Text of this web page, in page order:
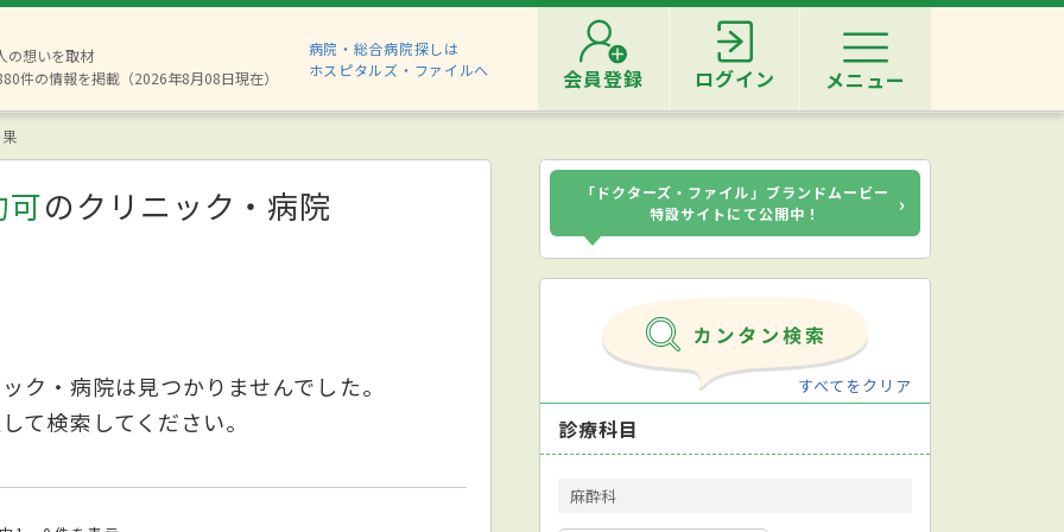
の想いを取材
件の情報を掲載（2026年8月08日現在）
病院・総合病院探しは
ホスピタルズ・ファイルへ
会員登録 ログイン メニュー
可のクリニック・病院
ク・病院は見つかりませんでした。
て検索してください。
「ドクターズ・ファイル」ブランドムービー
特設サイトにて公開中！
›
すべてをクリア
診療科目
麻酔科